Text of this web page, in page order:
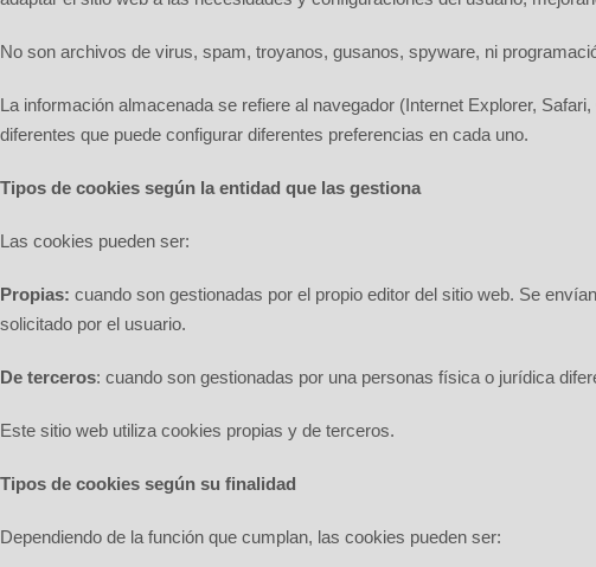
No son archivos de virus, spam, troyanos, gusanos, spyware, ni
La información almacenada se refiere al navegador (Internet Explorer,
diferentes que puede configurar diferentes preferencias en cada uno.
Tipos de cookies según la entidad que las gestiona
Las cookies pueden ser:
Propias: cuando son gestionadas por el propio editor del sitio web. Se
solicitado por el usuario.
De terceros: cuando son gestionadas por una personas física o jurídica
Este sitio web utiliza cookies propias y de terceros.
Tipos de cookies según su finalidad
Dependiendo de la función que cumplan, las cookies pueden ser: